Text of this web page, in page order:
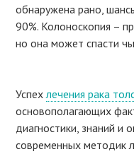
обнаружена рано,
90%. Колоноскопия –
но она может спасти
Успехлечения рака
основополагающих
диагностики, знаний и
современных методик